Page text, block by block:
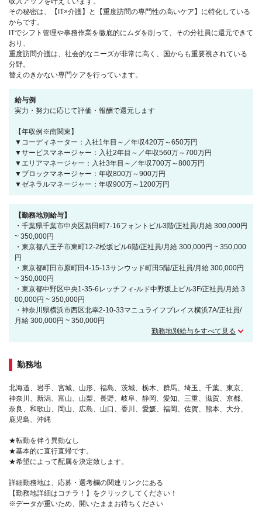
その秘密は、【IT×介護】と【重度訪問の専門性の高いケア】に特化している
からです。
ITでシフト管理や事務作業を徹底的にムダを削って、その分社員に還元できて
おり、
重度訪問介護は、社会的なニーズが非常に高く、国からも重要視されている
分野。
替えのきかない専門ケアを行っています。
給与例
実力・努力に応じて評価・報酬で還元します
【年収例※南関東】
▼コーディネーター：入社1年目～／年収420万～650万円
▼サービスマネージャー：入社2年目～／年収560万～700万円
▼エリアマネージャー：入社3年目～／年収700万～800万円
▼ブロックマネージャー：年収800万～900万円
▼ゼネラルマネージャー：年収900万～1200万円
【勤務地別給与】
・千葉県千葉市中央区新田町7-16フォントビル3階/正社員/月給 300,000円
~ 350,000円
・東京都八王子市東町12-2松坂ビル6階/正社員/月給 300,000円 ~ 350,000
円
・東京都町田市原町田4-15-13サンウッド町田5階/正社員/月給 300,000円
~ 350,000円
・東京都中野区中央1-35-6レッチフィ-ルド中野坂上ビル3F/正社員/月給 3
00,000円 ~ 350,000円
・神奈川県横浜市西区北幸2-10-33マニュライフプレイス横浜7A/正社員/
月給 300,000円 ~ 350,000円
勤務地別給与をすべて見る
勤務地
北海道、岩手、宮城、山形、福島、茨城、栃木、群馬、埼玉、千葉、東京、
神奈川、新潟、富山、山梨、長野、岐阜、静岡、愛知、三重、滋賀、京都、
奈良、和歌山、岡山、広島、山口、香川、愛媛、福岡、佐賀、熊本、大分、
鹿児島、沖縄
★転勤を伴う異動なし
★基本的に直行直帰です。
★希望によって配属を決定致します。
詳細勤務地は、応募・選考欄の関連リンクにある
【勤務地詳細はコチラ！】をクリックしてください！
※データが重いため、開いたままお待ちください